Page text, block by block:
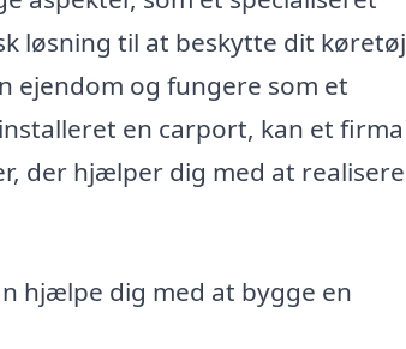
løsning til at beskytte dit køretøj
ejendom og fungere som et
en carport, kan et firma
der hjælper dig med at realisere
hjælpe dig med at bygge en